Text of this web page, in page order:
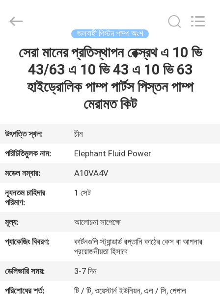
সম্পর্কে
নিয়ন্ত্রণ
যোগাযোগ
করুন
Power
Co.,Ltd.
জলবাহী পিস্টন পাম্প অংশ
সেরা মানের প্রতিস্থাপন রেক্স্রথ এ 10 ভি
43/63 এ 10 ভি 43 এ 10 ভি 63
হাইড্রোলিক পাম্প পার্টস পিস্তন পাম্প
মেরামত কিট
উৎপত্তি স্থল:
চীন
পরিচিতিমুলক নাম:
Elephant Fluid Power
মডেল নম্বার:
A10VA4V
ন্যূনতম চাহিদার
পরিমাণ:
1 সেট
মূল্য:
আলোচনা সাপেক্ষে
প্যাকেজিং বিবরণ:
কার্টনগুলি স্ট্যান্ডার্ড রপ্তানি কাঠের কেস বা আপনার
প্রয়োজনীয়তা হিসাবে
ডেলিভারি সময়:
3-7 দিন
পরিশোধের শর্ত:
টি / টি, ওয়েস্টার্ন ইউনিয়ন, এল / সি, পেপাল